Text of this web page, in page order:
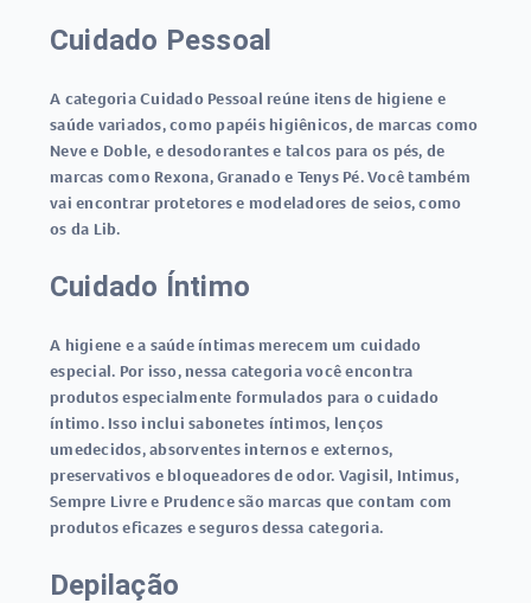
Cuidado Pessoal
A categoria Cuidado Pessoal reúne itens de higiene e
saúde variados, como papéis higiênicos, de marcas como
Neve e Doble, e desodorantes e talcos para os pés, de
marcas como Rexona, Granado e Tenys Pé. Você também
vai encontrar protetores e modeladores de seios, como
os da Lib.
Cuidado Íntimo
A higiene e a saúde íntimas merecem um cuidado
especial. Por isso, nessa categoria você encontra
produtos especialmente formulados para o cuidado
íntimo. Isso inclui sabonetes íntimos, lenços
umedecidos, absorventes internos e externos,
preservativos e bloqueadores de odor. Vagisil, Intimus,
Sempre Livre e Prudence são marcas que contam com
produtos eficazes e seguros dessa categoria.
Depilação